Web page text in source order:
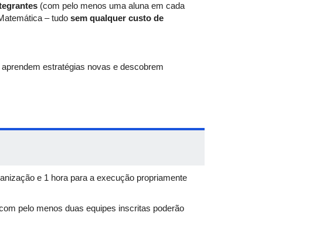
(com pelo menos uma aluna em cada
– tudo sem qualquer custo de
estratégias novas e descobrem
professores, pesquisadores e graduandos da
geometria, probabilidade e muito mais.
a cooperação e garantimos que todas as
e 1 hora para a execução propriamente
pelo menos duas equipes inscritas poderão